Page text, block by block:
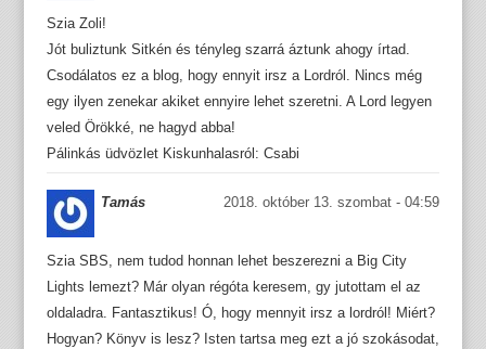
Szia Zoli!
Jót buliztunk Sitkén és tényleg szarrá áztunk ahogy írtad.
Csodálatos ez a blog, hogy ennyit irsz a Lordról. Nincs még
egy ilyen zenekar akiket ennyire lehet szeretni. A Lord legyen
veled Örökké, ne hagyd abba!
Pálinkás üdvözlet Kiskunhalasról: Csabi
Tamás 2018. október 13. szombat - 04:59
Szia SBS, nem tudod honnan lehet beszerezni a Big City
Lights lemezt? Már olyan régóta keresem, gy jutottam el az
oldaladra. Fantasztikus! Ó, hogy mennyit irsz a lordról! Miért?
Hogyan? Könyv is lesz? Isten tartsa meg ezt a jó szokásodat,